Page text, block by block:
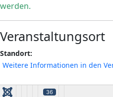
werden.
Veranstaltungsort
Standort:
Weitere Informationen in den
36